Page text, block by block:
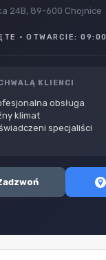
24B, 89-600 Chojnice
· OTWARCIE: 09:00
KLIENCI
obsługa
klimat
specjaliści